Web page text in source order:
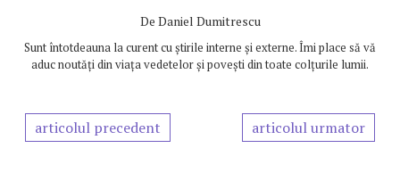
De Daniel Dumitrescu
Sunt întotdeauna la curent cu știrile interne și externe. Îmi place să vă
aduc noutăți din viața vedetelor și povești din toate colțurile lumii.
articolul precedent articolul urmator